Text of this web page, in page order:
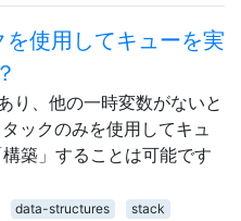
使用してキューを実
り、他の一時変数がないと
ックのみを使用してキュ
築」することは可能です
data-structures
stack